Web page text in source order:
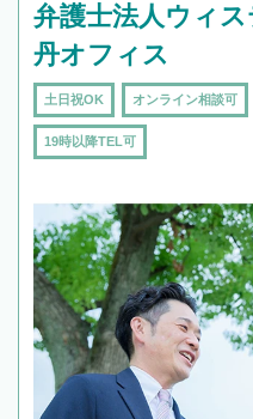
弁護士法人ウィ
丹オフィス
土日祝OK オンライン相談可
19時以降TEL可